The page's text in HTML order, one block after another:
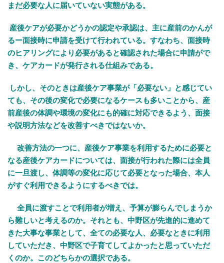
まだ必要な人に届いていない実態がある。
産後ケアが必要かどうかの認定や承認は、主に産前のかんが
るー面接時に申請を受けて行われている。すなわち、面接時
のヒアリングにより必要があると確認された場合に申請がで
き、ケアカードが発行される仕組みである。
しかし、そのときは産後ケア事業が「必要ない」と感じてい
ても、その後の変化で必要になるケースも多いことから、産
前産後の体調や環境の変化にも的確に対応できるよう、面接
や説明方法などを改善すべきではないか。
改善方法の一つに、産後ケア事業を利用するために必要と
なる産後ケアカードについては、面接が行われた際には全員
に一旦渡し、体調等の変化に応じて必要となった場合、本人
がすぐ利用できるようにするべきでは。
全員に渡すことで利用者が増え、予算が膨らんでしまうか
ら難しいと考えるのか。それとも、中野区が先進的に進めて
きた大事な事業として、全ての必要な人、必要なときに利用
していただき、中野区で子育てしてよかったと思っていただ
くのか。このどちらかの選択である。